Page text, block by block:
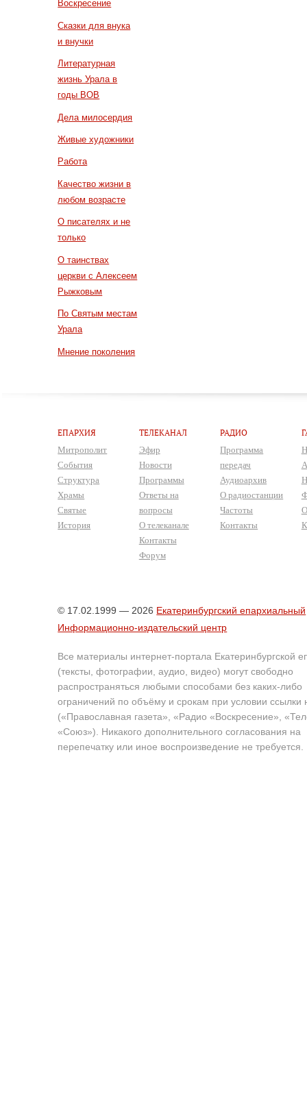
Воскресение
Сказки для внука
и внучки
Литературная
жизнь Урала в
годы ВОВ
Дела милосердия
Живые художники
Работа
Качество жизни в
любом возрасте
О писателях и не
только
О таинствах
церкви с Алексеем
Рыжковым
По Святым местам
Урала
Мнение поколения
ЕПАРХИЯ
Митрополит
События
Структура
Храмы
Святые
История
ТЕЛЕКАНАЛ
Эфир
Новости
Программы
Ответы на
вопросы
О телеканале
Контакты
Форум
РАДИО
Программа
передач
Аудиоархив
О радиостанции
Частоты
Контакты
© 17.02.1999 — 2026 Екатеринбургский епархиальный
Информационно-издательский центр
Все материалы интернет-портала Екатеринбургской
(тексты, фотографии, аудио, видео) могут свободно
распространяться любыми способами без каких-либо
ограничений по объёму и срокам при условии ссылки
(«Православная газета», «Радио «Воскресение»,
«Союз»). Никакого дополнительного согласования на
перепечатку или иное воспроизведение не требуется.